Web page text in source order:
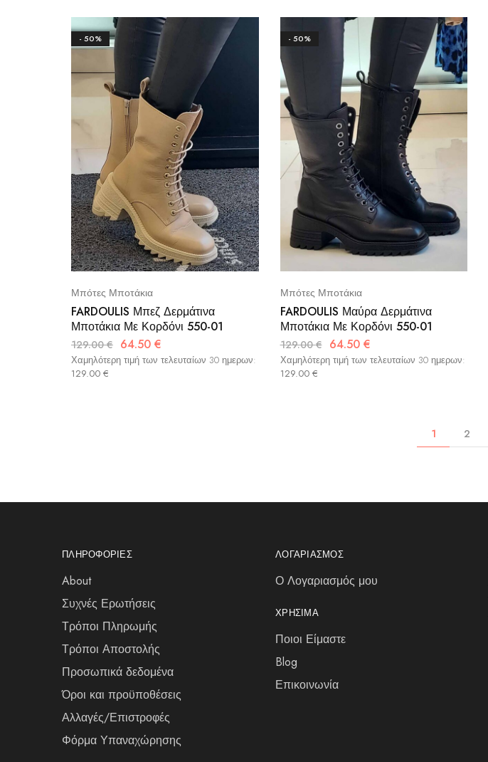
- 50%
Μπότες Μποτάκια
FARDOULIS Μπεζ Δερμάτινα
Μποτάκια Με Κορδόνι 550-01
129.00€ 64.50 €
Χαμηλότερη τιμή των τελευταίων 30 ημερων:
129.00 €
- 50%
Μπότες Μποτάκια
FARDOULIS Μαύρα Δερμάτινα
Μποτάκια Με Κορδόνι 550-01
129.00€ 64.50 €
Χαμηλότερη τιμή των τελευταίων 30 ημερων:
129.00 €
1 2
ΠΛΗΡΟΦΟΡΊΕΣ
About
Συχνές Ερωτήσεις
Τρόποι Πληρωμής
Τρόποι Αποστολής
Προσωπικά δεδομένα
Όροι και προϋποθέσεις
Αλλαγές/Επιστροφές
Φόρμα Υπαναχώρησης
ΛΟΓΑΡΙΑΣΜΌΣ
Ο Λογαριασμός μου
ΧΡΉΣΙΜΑ
Ποιοι Είμαστε
Blog
Επικοινωνία